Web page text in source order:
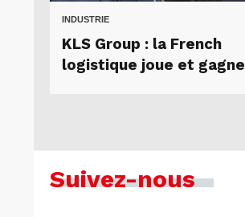
INDUSTRIE
KLS Group : la French
logistique joue et gagne
Suivez-nous